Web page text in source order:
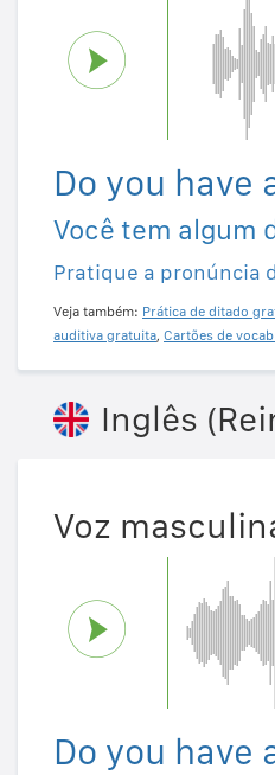
Do you have
Você tem algum
Pratique a pronúncia
Veja também: Prática de ditado
auditiva gratuita, Cartões de
Inglês
Voz
Do you have